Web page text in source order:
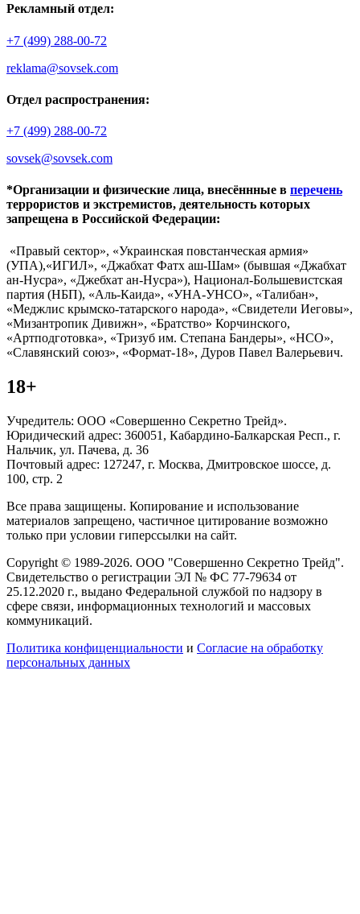
Рекламный отдел:
+7 (499) 288-00-72
reklama@sovsek.com
Отдел распространения:
+7 (499) 288-00-72
sovsek@sovsek.com
*Организации и физические лица, внесённные в перечень
террористов и экстремистов, деятельность которых
запрещена в Российской Федерации:
«Правый сектор», «Украинская повстанческая армия»
(УПА),«ИГИЛ», «Джабхат Фатх аш-Шам» (бывшая «Джабхат
ан-Нусра», «Джебхат ан-Нусра»), Национал-Большевистская
партия (НБП), «Аль-Каида», «УНА-УНСО», «Талибан»,
«Меджлис крымско-татарского народа», «Свидетели Иеговы»,
«Мизантропик Дивижн», «Братство» Корчинского,
«Артподготовка», «Тризуб им. Степана Бандеры», «НСО»,
«Славянский союз», «Формат-18», Дуров Павел Валерьевич.
18+
Учредитель: ООО «Совершенно Секретно Трейд».
Юридический адрес: 360051, Кабардино-Балкарская Респ., г.
Нальчик, ул. Пачева, д. 36
Почтовый адрес: 127247, г. Москва, Дмитровское шоссе, д.
100, стр. 2
Все права защищены. Копирование и использование
материалов запрещено, частичное цитирование возможно
только при условии гиперссылки на сайт.
Copyright © 1989-2026. ООО "Совершенно Секретно Трейд".
Свидетельство о регистрации ЭЛ № ФС 77-79634 от
25.12.2020 г., выдано Федеральной службой по надзору в
сфере связи, информационных технологий и массовых
коммуникаций.
Политика конфиценциальности и Согласие на обработку
персональных данных